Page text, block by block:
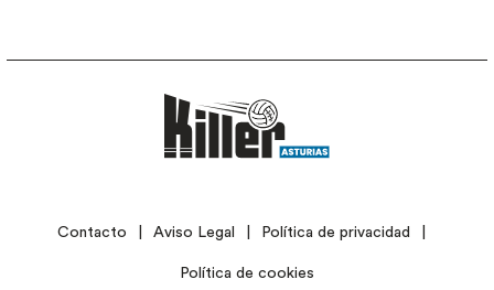
LEGALContacto Aviso Legal Política de privacidad
Política de cookies